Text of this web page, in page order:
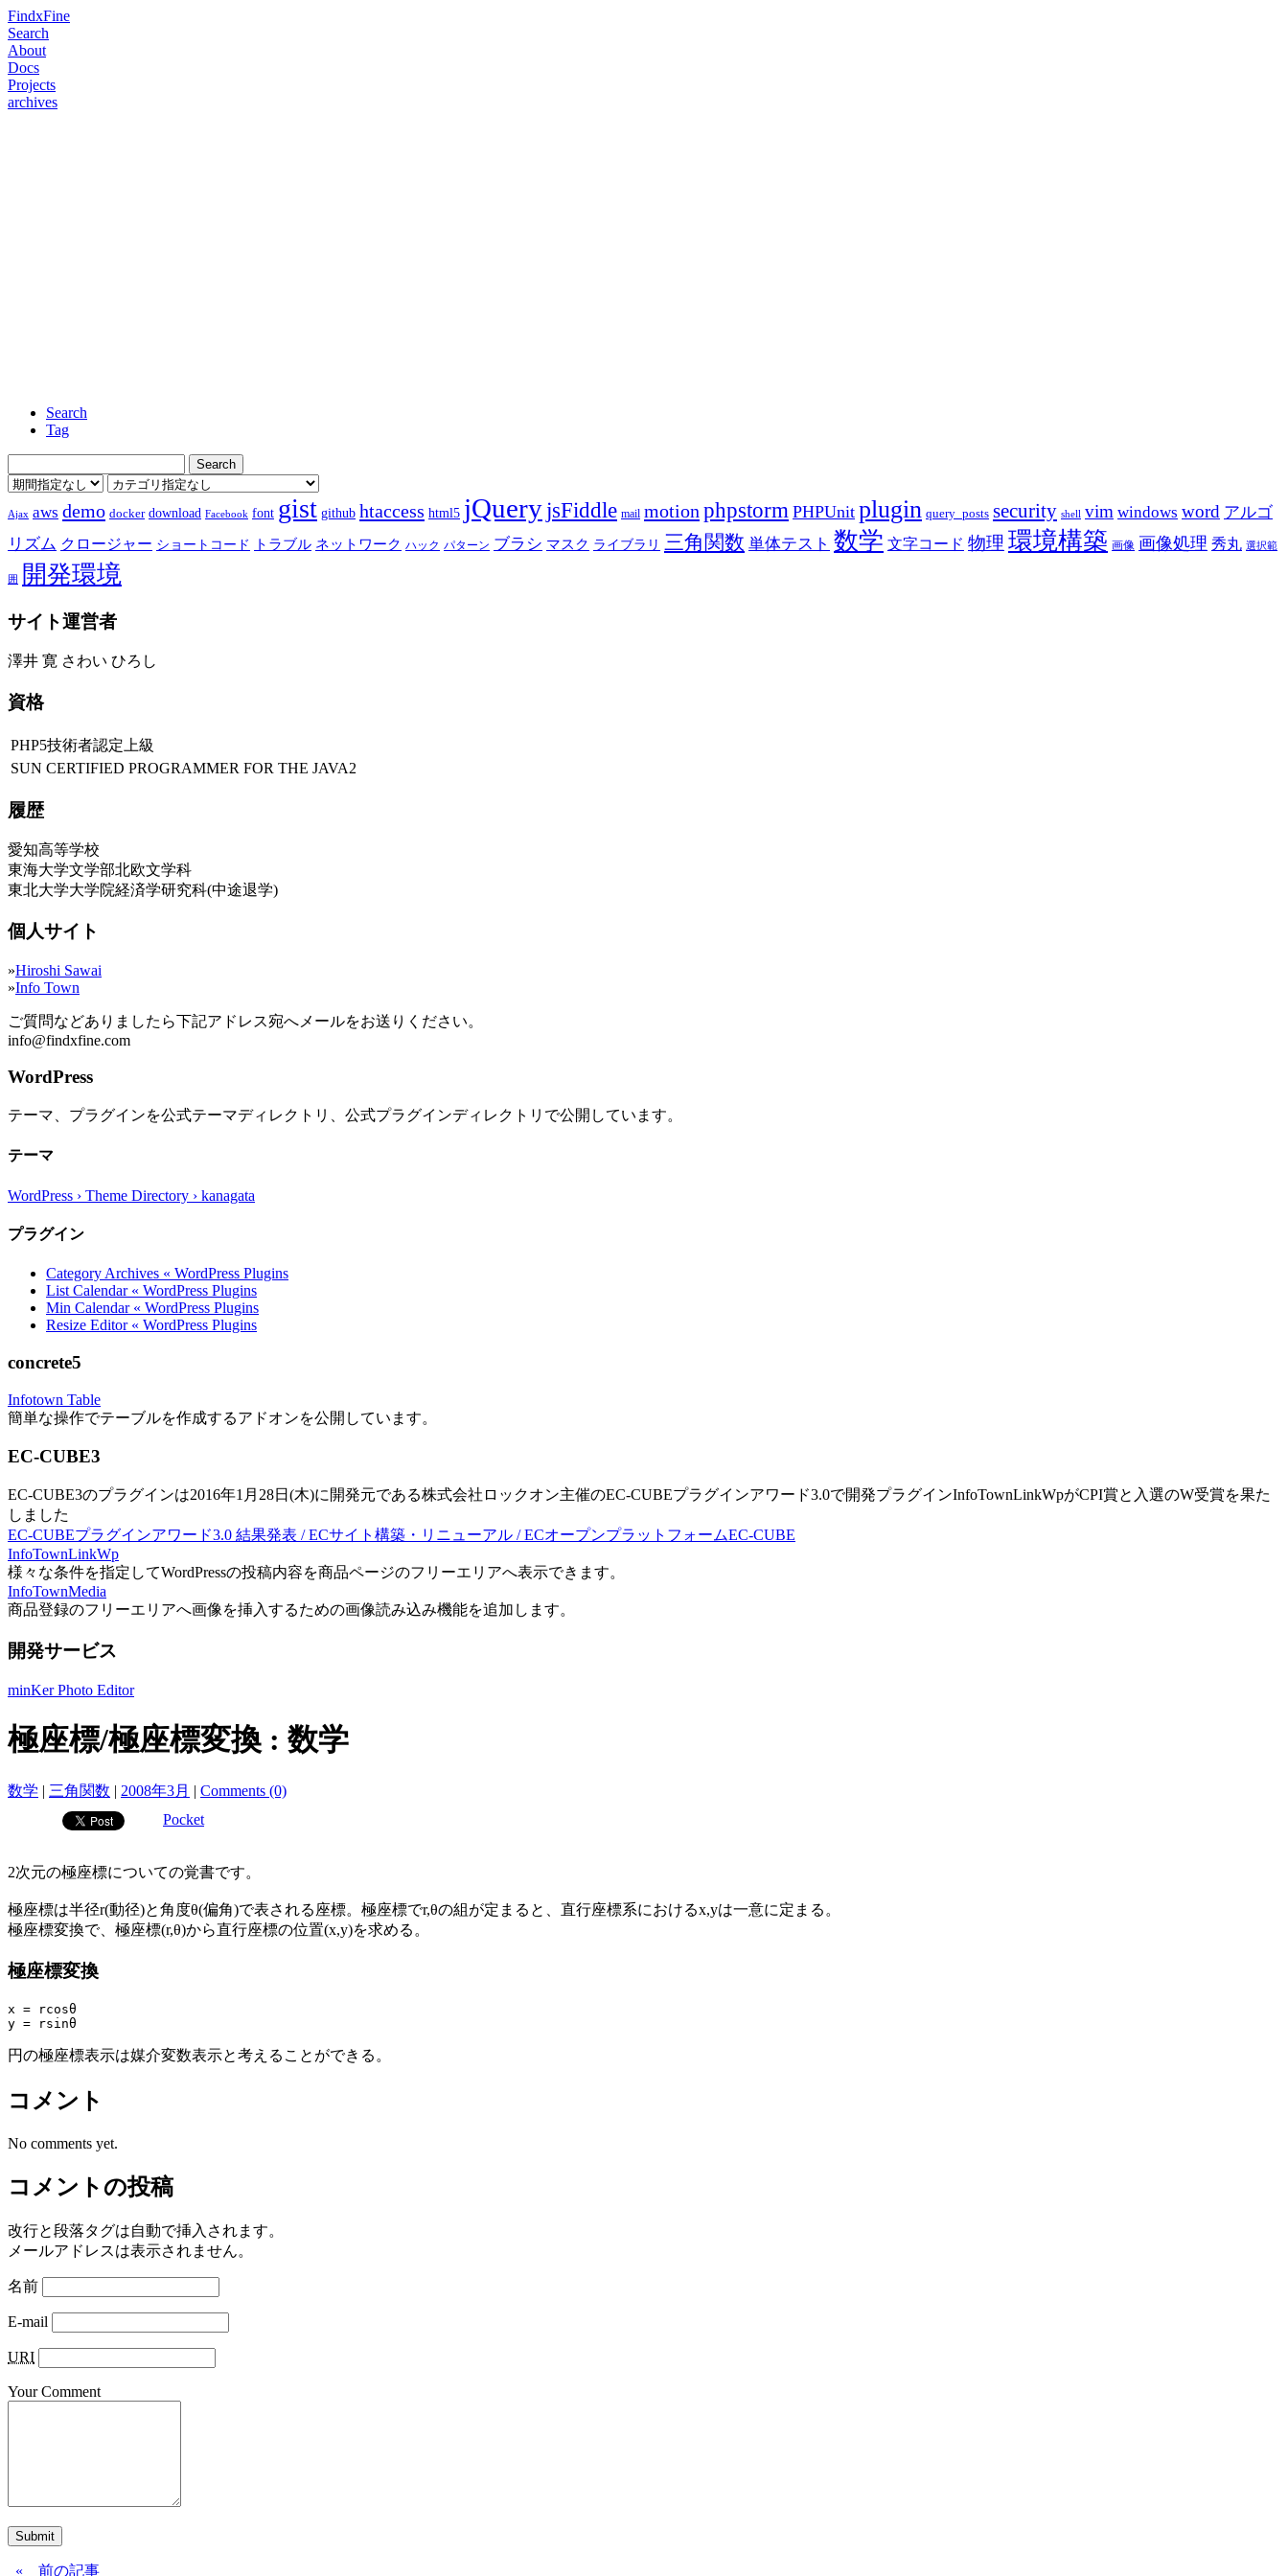
FindxFine
Search
About
Docs
Projects
archives
Search
Tag
Ajax aws demo docker download Facebook font gist github htaccess html5 jQuery jsFiddle mail motion phpstorm PHPUnit plugin query_posts security shell vim windows word アルゴ
リズム クロージャー ショートコード トラブル ネットワーク ハック パターン ブラシ マスク ライブラリ 三角関数 単体テスト 数学 文字コード 物理 環境構築 画像 画像処理 秀丸 選択範
囲 開発環境
サイト運営者
澤井 寛 さわい ひろし
資格
PHP5技術者認定上級
SUN CERTIFIED PROGRAMMER FOR THE JAVA2
履歴
愛知高等学校
東海大学文学部北欧文学科
東北大学大学院経済学研究科(中途退学)
個人サイト
»Hiroshi Sawai
»Info Town
ご質問などありましたら下記アドレス宛へメールをお送りください。
info@findxfine.com
WordPress
テーマ、プラグインを公式テーマディレクトリ、公式プラグインディレクトリで公開しています。
テーマ
WordPress › Theme Directory › kanagata
プラグイン
Category Archives « WordPress Plugins
List Calendar « WordPress Plugins
Min Calendar « WordPress Plugins
Resize Editor « WordPress Plugins
concrete5
Infotown Table
簡単な操作でテーブルを作成するアドオンを公開しています。
EC-CUBE3
EC-CUBE3のプラグインは2016年1月28日(木)に開発元である株式会社ロックオン主催のEC-CUBEプラグインアワード3.0で開発プラグインInfoTownLinkWpがCPI賞と入選のW受賞を果た
しました
EC-CUBEプラグインアワード3.0 結果発表 / ECサイト構築・リニューアル / ECオープンプラットフォームEC-CUBE
InfoTownLinkWp
様々な条件を指定してWordPressの投稿内容を商品ページのフリーエリアへ表示できます。
InfoTownMedia
商品登録のフリーエリアへ画像を挿入するための画像読み込み機能を追加します。
開発サービス
minKer Photo Editor
極座標/極座標変換 : 数学
数学 | 三角関数 | 2008年3月 | Comments (0)
Pocket
2次元の極座標についての覚書です。
極座標は半径r(動径)と角度θ(偏角)で表される座標。極座標でr,θの組が定まると、直行座標系におけるx,yは一意に定まる。
極座標変換で、極座標(r,θ)から直行座標の位置(x,y)を求める。
極座標変換
x = rcosθ
y = rsinθ
円の極座標表示は媒介変数表示と考えることができる。
コメント
No comments yet.
コメントの投稿
改行と段落タグは自動で挿入されます。
メールアドレスは表示されません。
名前
E-mail
URI
Your Comment
Submit
« 前の記事